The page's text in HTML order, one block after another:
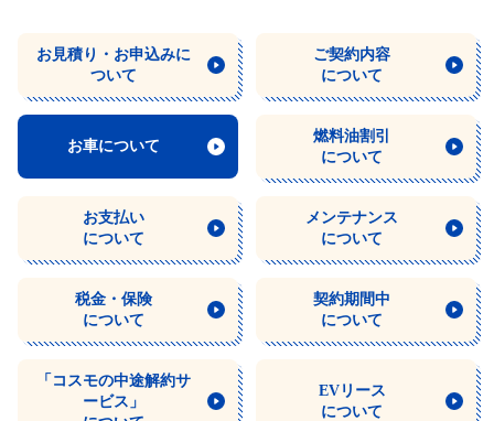
お見積り・ お申込みに
ついて
ご契約内容
について
お車について
燃料油割引
について
お支払い
について
メンテナンス
について
税金・保険
について
契約期間中
について
「コスモの中途解約サ
ービス」
EVリース
について